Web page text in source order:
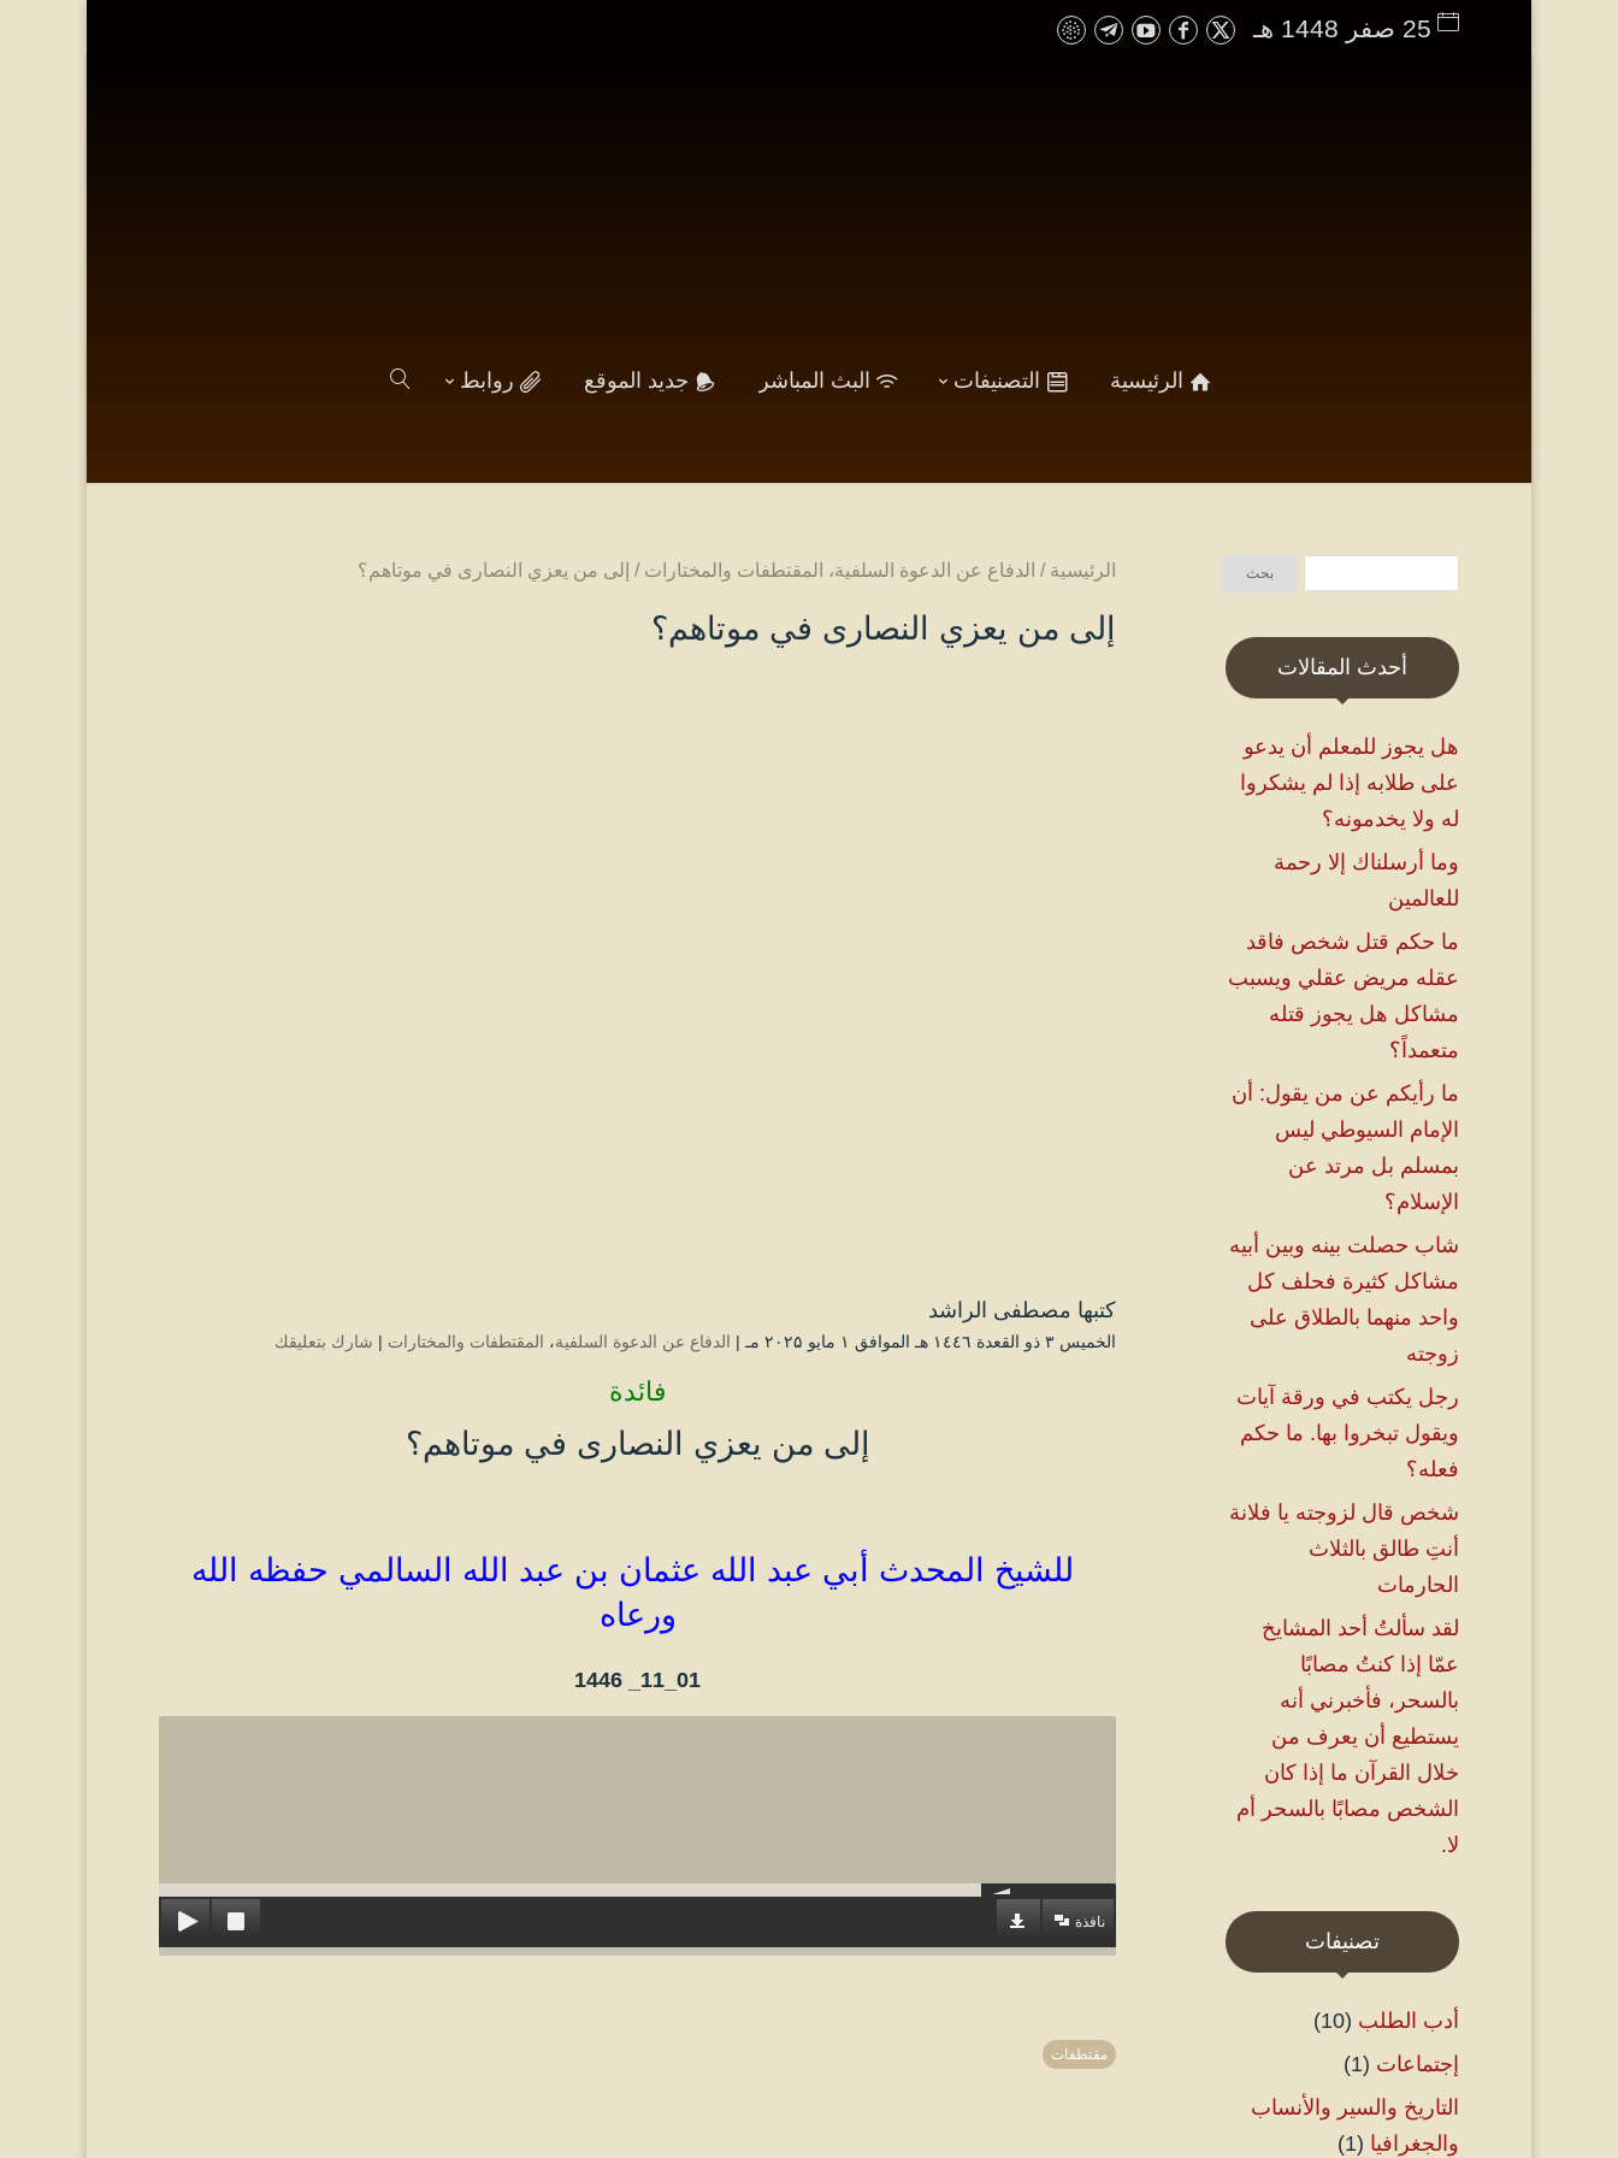
25 صفر 1448 هـ
الرئيسية التصنيفات البث المباشر جديد الموقع روابط
الرئيسية / الدفاع عن الدعوة السلفية، المقتطفات والمختارات / إلى من يعزي النصارى في موتاهم؟
إلى من يعزي النصارى في موتاهم؟
كتبها مصطفى الراشد
الخميس ۳ ذو القعدة ۱٤٤٦ هـ الموافق ۱ مايو ۲۰۲۵ مـ | الدفاع عن الدعوة السلفية، المقتطفات والمختارات | شارك بتعليقك
فائدة
إلى من يعزي النصارى في موتاهم؟
للشيخ المحدث أبي عبد الله عثمان بن عبد الله السالمي حفظه الله
ورعاه
01_11_
1446
نافذة
مقتطفات
أحدث المقالات
هل يجوز للمعلم أن يدعو
على طلابه إذا لم يشكروا
له ولا يخدمونه؟
وما أرسلناك إلا رحمة
للعالمين
ما حكم قتل شخص فاقد
عقله مريض عقلي ويسبب
مشاكل هل يجوز قتله
متعمداً؟
ما رأيكم عن من يقول: أن
الإمام السيوطي ليس
بمسلم بل مرتد عن
الإسلام؟
شاب حصلت بينه وبين أبيه
مشاكل كثيرة فحلف كل
واحد منهما بالطلاق على
زوجته
رجل يكتب في ورقة آيات
ويقول تبخروا بها. ما حكم
فعله؟
شخص قال لزوجته يا فلانة
أنتِ طالق بالثلاث
الحارمات
لقد سألتُ أحد المشايخ
عمّا إذا كنتُ مصابًا
بالسحر، فأخبرني أنه
يستطيع أن يعرف من
خلال القرآن ما إذا كان
الشخص مصابًا بالسحر أم
لا.
تصنيفات
أدب الطلب (10)
إجتماعات (1)
التاريخ والسير والأنساب
والجغرافيا (1)